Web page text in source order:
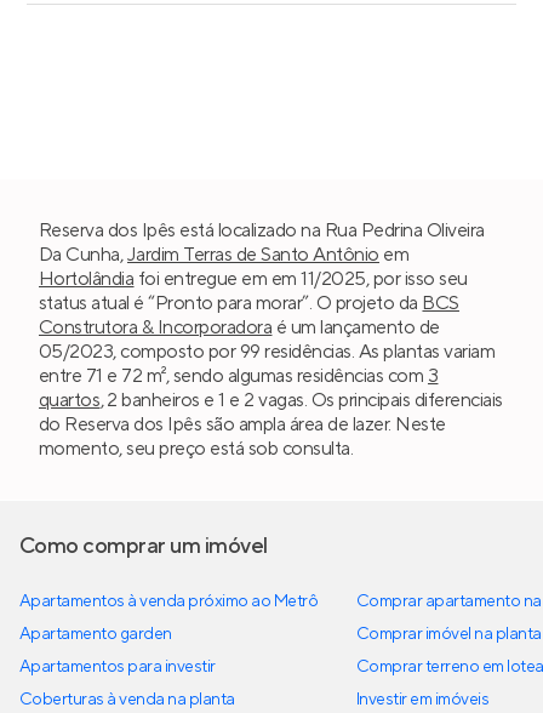
Reserva dos Ipês está localizado na Rua Pedrina Oliveira
Da Cunha,Jardim Terras de Santo Antônio em
Hortolândia foi entregue em em 11/2025, por isso seu
status atual é “Pronto para morar”. O projeto da BCS
Construtora & Incorporadora é um lançamento de
05/2023, composto por 99 residências. As plantas variam
entre 71 e 72 m², sendo algumas residências com 3
quartos, 2 banheiros e 1 e 2 vagas. Os principais diferenciais
do Reserva dos Ipês são ampla área de lazer. Neste
momento, seu preço está sob consulta.
Como comprar um imóvel
Apartamentos à venda próximo ao Metrô
Apartamento garden
Apartamentos para investir
Coberturas à venda na planta
Comprar apartamento
Comprar imóvel na planta
Comprar terreno em
Investir em imóveis